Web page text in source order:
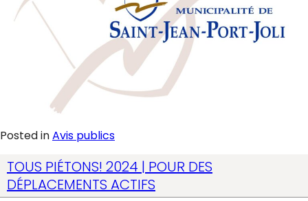
Posted inAvis publics
TOUS PIÉTONS! 2024 | POUR DES
DÉPLACEMENTS ACTIFS